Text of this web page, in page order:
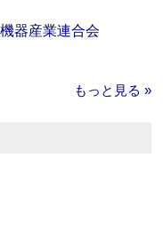
器産業連合会
もっと見る »